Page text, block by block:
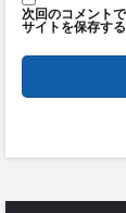
次回のコメント
サイトを保存する